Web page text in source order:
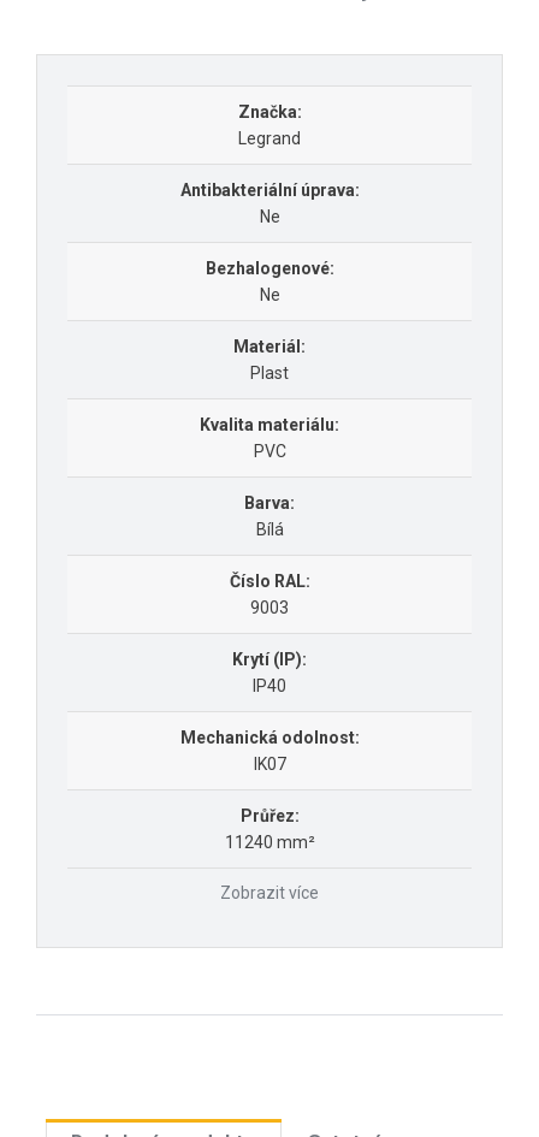
Značka:
Legrand
Antibakteriální úprava:
Ne
Bezhalogenové:
Ne
Materiál:
Plast
Kvalita materiálu:
PVC
Barva:
Bílá
Číslo RAL:
9003
Krytí (IP):
IP40
Mechanická odolnost:
IK07
Průřez:
11240 mm²
Zobrazit více